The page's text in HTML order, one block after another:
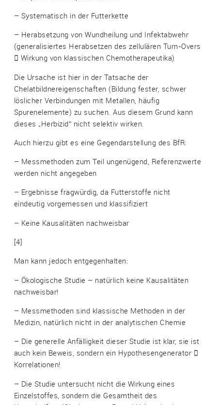
– Systematisch in der Futterkette
– Herabsetzung von Wundheilung und Infektabwehr
(generalisiertes Herabsetzen des zellulären Turn-Overs
 Wirkung von klassischen Chemotherapeutika)
Die Ursache ist hier in der Tatsache der
Chelatbildnereigenschaften (Bildung fester, schwer
löslicher Verbindungen mit Metallen, häufig
Spurenelemente) zu suchen. Aus diesem Grund kann
dieses „Herbizid“ nicht selektiv wirken.
Auch hierzu gibt es eine Gegendarstellung des BfR:
– Messmethoden zum Teil ungenügend, Referenzwerte
werden nicht angegeben
– Ergebnisse fragwürdig, da Futterstoffe nicht
eindeutig vorgemessen und klassifiziert
– Keine Kausalitäten nachweisbar
[4]
Man kann jedoch entgegenhalten:
– Ökologische Studie – natürlich keine Kausalitäten
nachweisbar!
– Messmethoden sind klassische Methoden in der
Medizin, natürlich nicht in der analytischen Chemie
– Die generelle Anfälligkeit dieser Studie ist klar, sie ist
auch kein Beweis, sondern ein Hypothesengenerator 
Korrelationen!
– Die Studie untersucht nicht die Wirkung eines
Einzelstoffes, sondern die Gesamtheit des